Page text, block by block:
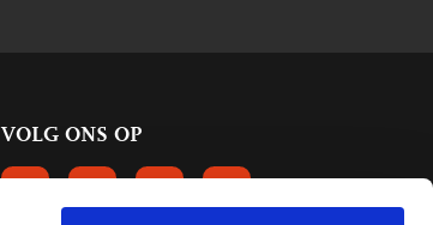
VOLG ONS OP
VOLGS ONS OP FACEBOOK
VOLG ONS OP INSTAGRAM
VOLG ONS OP LINKEDIN
VOLG ONS OP